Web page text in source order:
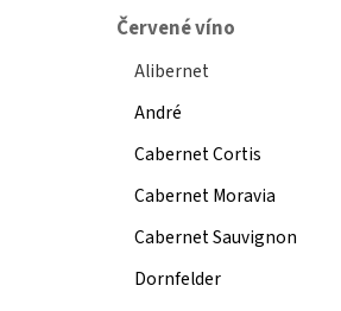
Červené víno
Alibernet
André
Cabernet Cortis
Cabernet Moravia
Cabernet Sauvignon
Dornfelder